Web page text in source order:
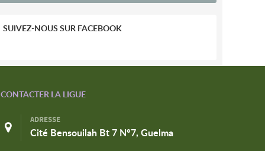
SUIVEZ-NOUS SUR FACEBOOK
CONTACTER LA LIGUE
ADRESSE
Cité Bensouilah Bt 7 N°7, Guelma